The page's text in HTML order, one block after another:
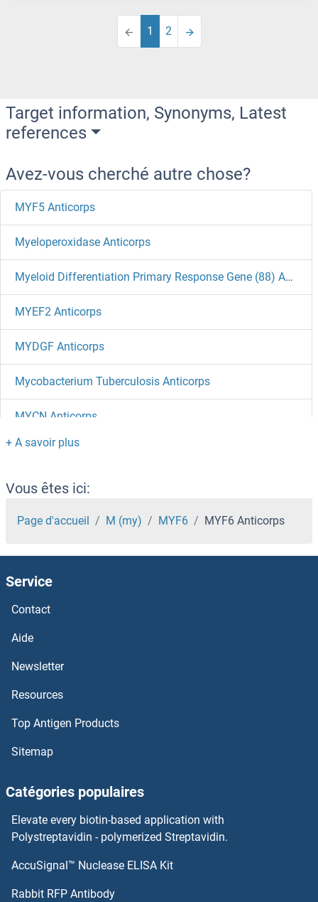
1 2
Target information, Synonyms, Latest
references
Avez-vous cherché autre chose?
MYF5 Anticorps
Myeloperoxidase Anticorps
Myeloid Differentiation Primary Response Gene (88) Anticorps
MYEF2 Anticorps
MYDGF Anticorps
Mycobacterium Tuberculosis Anticorps
MYCN Anticorps
MYCBPAP Anticorps
MYCBP2 Anticorps
MYCBP Anticorps
Myc Target 1 Anticorps
Myc Proto-Oncogene protein Anticorps
MYBPH Anticorps
MYBPC3 Anticorps
MYBPC2 Anticorps
MYBL2 Anticorps
MYBL1 Anticorps
MYBBP1A Anticorps
Vous êtes ici:
Page d'accueil M (my) MYF6 MYF6 Anticorps
Service
Contact
Aide
Newsletter
Resources
Top Antigen Products
Sitemap
Catégories populaires
Elevate every biotin-based application with
Polystreptavidin - polymerized Streptavidin.
AccuSignal™ Nuclease ELISA Kit
Rabbit RFP Antibody